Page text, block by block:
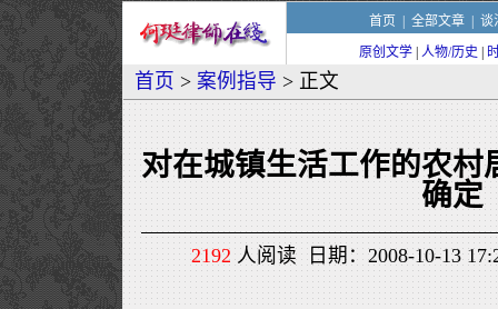
首页 全部文章| 谈
原创文学 人物/历史
首页 > 案例指导 > 正文
对在城镇生活工作的农村
确定
2192 人阅读 日期：2008-10-13